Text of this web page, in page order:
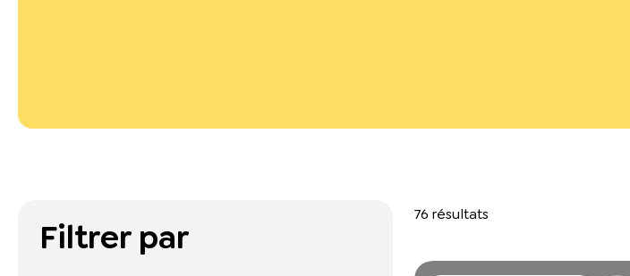
Filtrer par
76 résultats